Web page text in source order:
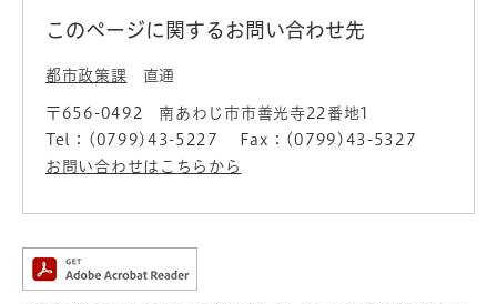
このページに関するお問い合わせ先
都市政策課 直通
〒656-0492
南あわじ市市善光寺22番地1
Tel：(0799)43-5227
Fax：(0799)43-5327
お問い合わせはこちらから